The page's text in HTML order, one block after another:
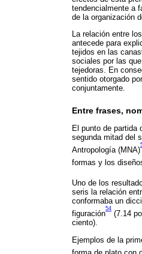
tendencialmente a
de la organización
La relación entre
antecede para
tejidos en las
sociales por las
tejedoras. En
sentido otorgado
conjuntamente.
Entre frases,
El punto de partida
segunda mitad del
Antropología (MNA)
formas y los
Uno de los
seris la relación
conformaba un
figuración
54
(7.14
ciento).
Ejemplos de la